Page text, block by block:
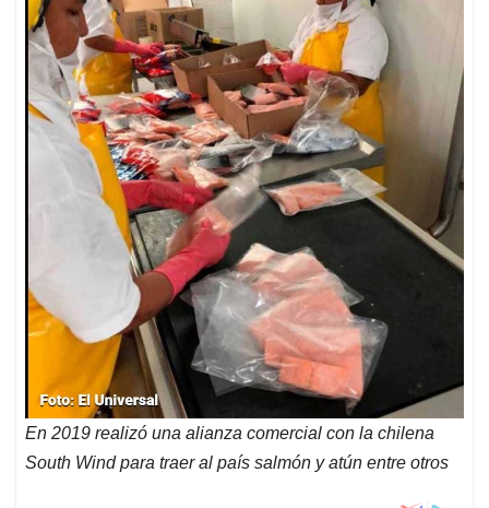
En 2019 realizó una alianza comercial con la chilena
South Wind para traer al país salmón y atún entre otros